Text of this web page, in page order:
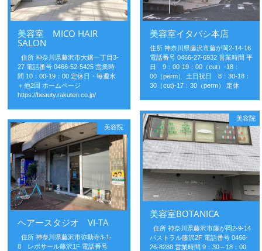
美容室 MICO HAIR
SALON
住所 神奈川県藤沢市大鋸一丁目3-
27 電話番号 0466-52-5425 営業時
間 10：00-19：00 定休日・毎週水
＋他2回 ホームページ
https://beauty.rakuten.co.jp/
美容室イタバシ本店
住所 神奈川県藤沢市藤が岡2-14-16
電話番号 0466-27-6932 営業時間 平
日 9：00-19：00（cut）-18：
00（perm） 土日祝日 8：30-18：
30（cut)-17：30（perm） 定休
美容院
美容室BOTANICA
住所 神奈川県藤沢市藤が岡2-9-14
パストラル藤沢2F 電話番号 0466-
26-8288 営業時間 9：30～18：00
美容院
ヘアースタジオ VI-TA
住所 神奈川県藤沢市弥勒寺3-1-
8 レポサール藤沢1F 電話番号